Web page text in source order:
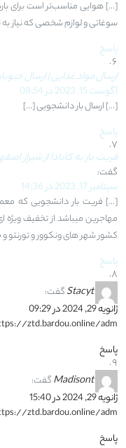
[…] هوایی مناسب‌تر است برای
سوغاتی و لوازم شخصی که نیاز
پاسخ
ارسال مواد غذایی | ارسال
آگوست 15, 2023 در 08:54
[…] ارسال بار دانشجویی […]
پاسخ
فریت بار به کانادا از شیراز
گفت:
سپتامبر 17, 2023 در 14:36
[…] فریت بار دانشجویی که
مهاجرین میباشد از تخفیف ویژه
کشور شهر های ونکوور و تورنتو
پاسخ
Stacytگفت:
ژانویه 29, 2024 در 09:29
ztd.bardou.online/adm
پاسخ
Madisontگفت:
ژانویه 29, 2024 در 15:40
ztd.bardou.online/adm
پاسخ